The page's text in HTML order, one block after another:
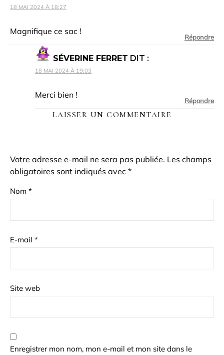
18 MAI 2024 À 18:27
Magnifique ce sac !
Répondre
SÉVERINE FERRET DIT :
18 MAI 2024 À 19:03
Merci bien !
Répondre
LAISSER UN COMMENTAIRE
Votre adresse e-mail ne sera pas publiée. Les champs
obligatoires sont indiqués avec *
Nom *
E-mail *
Site web
Enregistrer mon nom, mon e-mail et mon site dans le